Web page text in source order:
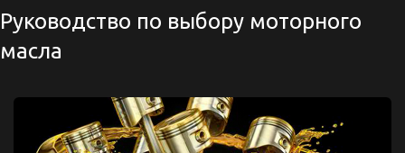
Руководство по выбору моторного
масла